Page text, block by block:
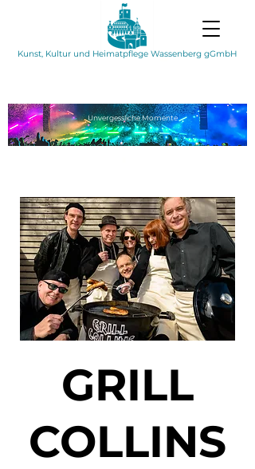
Kunst, Kultur und Heimatpflege Wassenberg gGmbH
UnvergesslicheMomente
GRILL
COLLINS